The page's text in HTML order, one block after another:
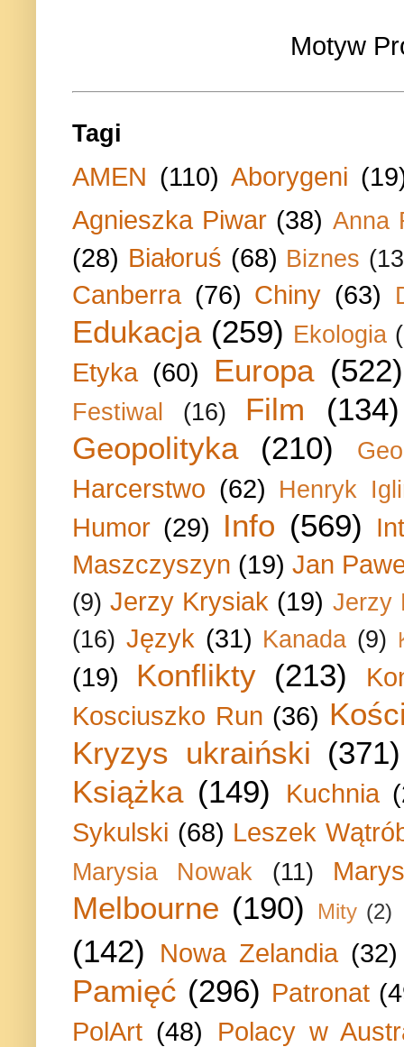
Motyw
Tagi
AMEN (110) Aborygeni
Agnieszka Piwar (38) Anna
(28) Białoruś (68) Biznes
Canberra (76) Chiny (63)
Edukacja (259) Ekologia
Etyka (60) Europa (522)
Festiwal (16) Film
(134)
Geopolityka
(210)
Harcerstwo (62) Henryk
Humor (29) Info (569)
Maszczyszyn (19) Jan
(9) Jerzy Krysiak (19) Jerzy
(16) Język (31) Kanada (9)
(19) Konflikty (213)
Kosciuszko Run (36)
Kryzys ukraiński (371)
Książka (149) Kuchnia
Sykulski (68) Leszek
Marysia Nowak (11)
Melbourne (190) Mity (2)
(142) Nowa Zelandia (32)
Pamięć (296) Patronat
PolArt (48) Polacy w